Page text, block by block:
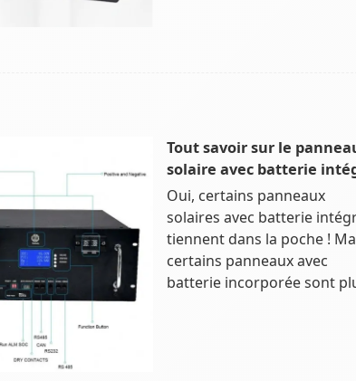
Tout savoir sur le
solaire avec batterie
Oui, certains panneaux
solaires avec batterie
tiennent dans la poche !
certains panneaux avec
batterie incorporée sont